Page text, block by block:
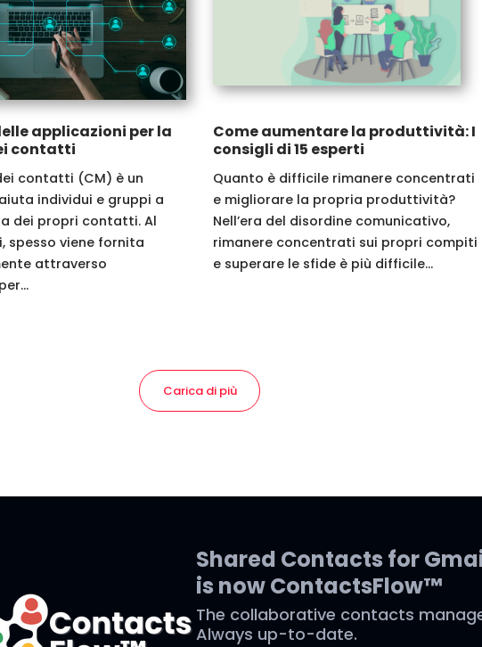
applicazioni per la
contatti
contatti (CM) è un
individui e gruppi a
dei propri contatti. Al
spesso viene fornita
attraverso
Come aumentare la produttività: I
consigli di 15 esperti
Quanto è difficile rimanere concentrati
e migliorare la propria produttività?
Nell’era del disordine comunicativo,
rimanere concentrati sui propri compiti
e superare le sfide è più difficile...
Carica di più
Shared Contacts for
is now ContactsFlow™
The collaborative contacts
Always up-to-date.